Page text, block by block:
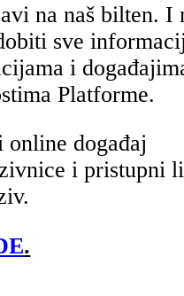
na naš bilten. I
sve
i
Platforme.
online događaj
i pristupni
.